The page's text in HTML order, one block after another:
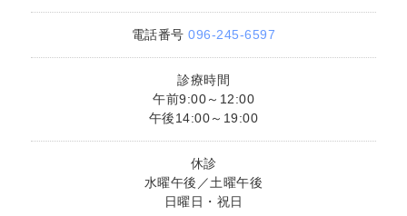
電話番号096-245-6597
診療時間
午前9:00～12:00
午後14:00～19:00
休診
水曜午後／土曜午後
日曜日・祝日